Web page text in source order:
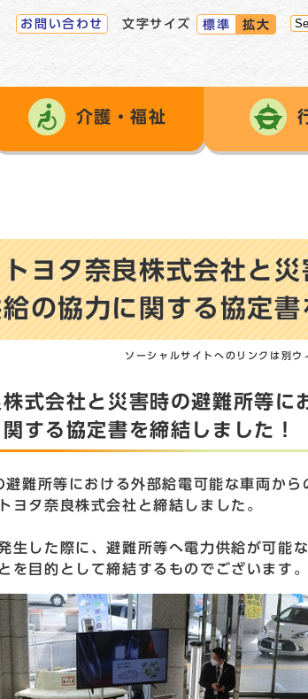
お問い合わせ 文字サイズ 標準 拡大
介護・福祉
ヨタ奈良株式会社と
の協力に関する協定
ソーシャルサイトへのリンクは別ウ
式会社と災害時の避難所等に
する協定書を締結しました！
難所等における外部給電可能な車両から
ヨタ奈良株式会社と締結しました。
生した際に、避難所等へ電力供給が可能
目的として締結するものでございます。